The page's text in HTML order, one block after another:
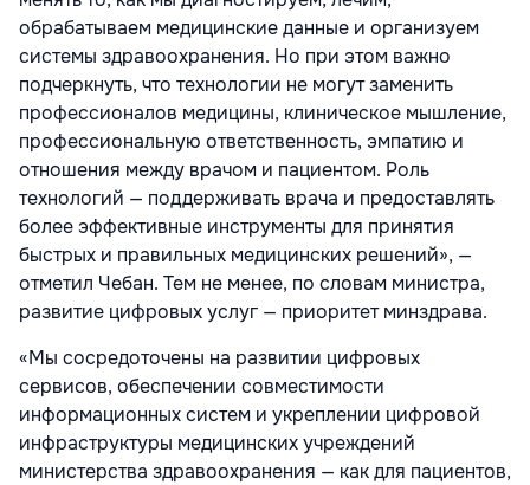
обрабатываем медицинские данные и организуем
системы здравоохранения. Но при этом важно
подчеркнуть, что технологии не могут заменить
профессионалов медицины, клиническое мышление,
профессиональную ответственность, эмпатию и
отношения между врачом и пациентом. Роль
технологий — поддерживать врача и предоставлять
более эффективные инструменты для принятия
быстрых и правильных медицинских решений», —
отметил Чебан. Тем не менее, по словам министра,
развитие цифровых услуг — приоритет минздрава.
«Мы сосредоточены на развитии цифровых
сервисов, обеспечении совместимости
информационных систем и укреплении цифровой
инфраструктуры медицинских учреждений
министерства здравоохранения — как для пациентов,